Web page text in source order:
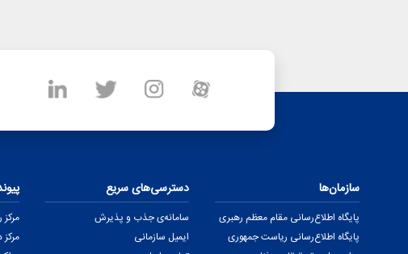
سازمان‌ها
پایگاه اطلاع‌رسانی مقام معظم رهبری
پایگاه اطلاع‌رسانی ریاست جمهوری
دسترسی‌های سریع
سامانه‌ی جذب و پذیرش
ایمیل سازمانی